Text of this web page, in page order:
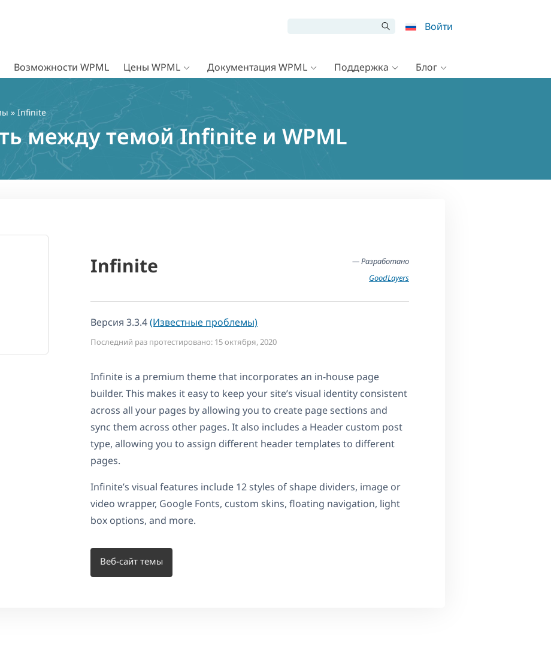
Войти
Возможности WPML Цены WPML Документация WPML Поддержка Блог
» Infinite
между темой Infinite и WPML
Infinite
— Разработано
GoodLayers
Версия 3.3.4(Известные проблемы)
Последний раз протестировано: 15 октября, 2020
Infinite is a premium theme that incorporates an in-house page
builder. This makes it easy to keep your site’s visual identity consistent
across all your pages by allowing you to create page sections and
sync them across other pages. It also includes a Header custom post
type, allowing you to assign different header templates to different
pages.
Infinite’s visual features include 12 styles of shape dividers, image or
video wrapper, Google Fonts, custom skins, floating navigation, light
box options, and more.
Веб-сайт темы